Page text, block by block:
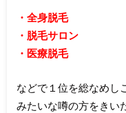
・全身脱毛
・脱毛サロン
・医療脱毛
などで１位を総なめし
みたいな噂の方をきい